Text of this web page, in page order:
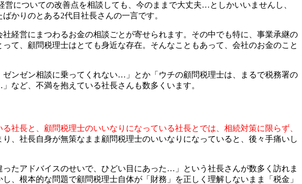
についての改善点を相談しても、今のままで大丈夫…としかいいませんし、
かりのとある2代目社長さんの一言です。
経営にまつわるお金の相談ごとが寄せられます。その中でも特に、事業承継の
て、顧問税理士はとても身近な存在。そんなこともあって、会社のお金のこと
ンゼン相談に乗ってくれない…」とか「ウチの顧問税理士は、まるで税務署の
ど、不満を抱えている社長さんも数多くいます。
社長と、顧問税理士のいいなりになっている社長とでは、相続対策に限らず、
り、社長自身が無策なまま顧問税理士のいいなりになっていると、後々手痛いし
たアドバイスのせいで、ひどい目にあった…」という社長さんが数多く訪れま
、根本的な問題で顧問税理士自体が「財務」を正しく理解しないまま「税金」